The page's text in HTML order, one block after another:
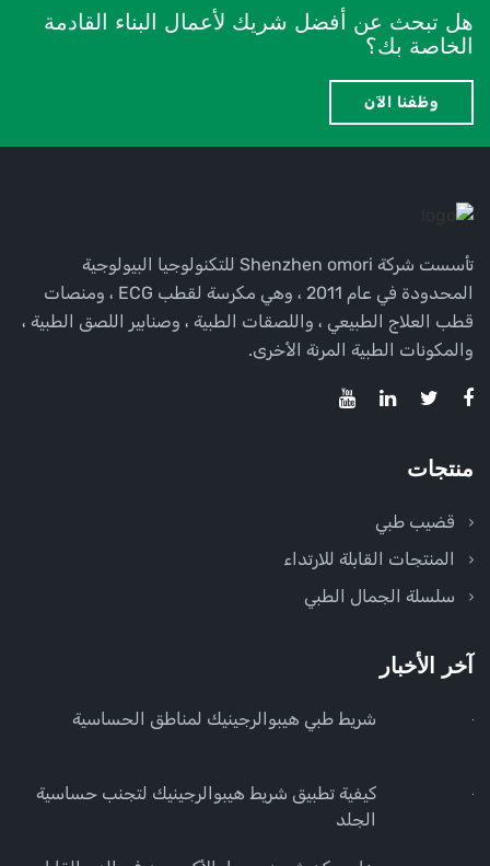
هل تبحث عن أفضل شريك لأعمال البناء القادمة
الخاصة بك؟
وظفنا الآن
تأسست شركة Shenzhen omori للتكنولوجيا البيولوجية
المحدودة في عام 2011 ، وهي مكرسة لقطب ECG ، ومنصات
قطب العلاج الطبيعي ، واللصقات الطبية ، وصنابير اللصق الطبية ،
والمكونات الطبية المرنة الأخرى.
منتجات
قضيب طبي
المنتجات القابلة للارتداء
سلسلة الجمال الطبي
آخر الأخبار
شريط طبي هيبوالرجينيك لمناطق الحساسية
كيفية تطبيق شريط هيبوالرجينيك لتجنب حساسية
الجلد